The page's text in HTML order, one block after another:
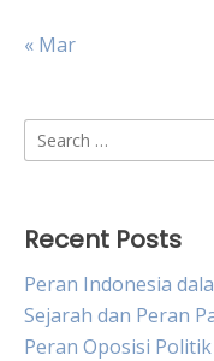
« Mar
Search
for:
Recent Posts
Peran Indonesia
Sejarah dan Peran
Peran Oposisi